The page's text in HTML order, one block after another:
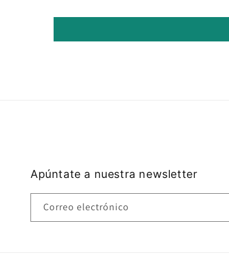
Apúntate a nuestra newsletter
Correo electrónico